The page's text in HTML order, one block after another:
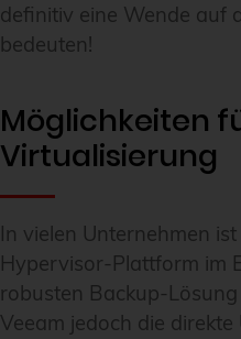
definitiv eine Wende auf
bedeuten!
Möglichkeiten
Virtualisierung
In vielen Unternehmen
Hypervisor-Plattform im
robusten Backup-
Veeam jedoch die